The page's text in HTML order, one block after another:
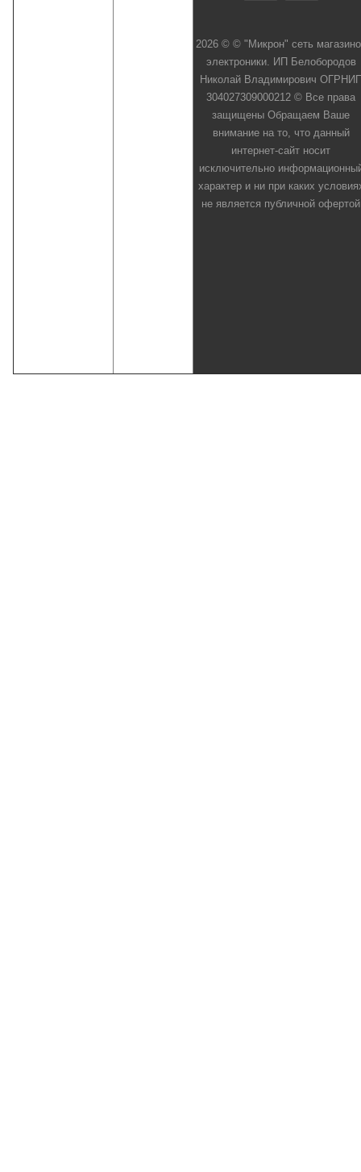
2026 © © "Микрон" сеть
электроники. ИП Белобородов
Николай Владимирович
304027309000212 © Все права
защищены Обращаем Ваше
внимание на то, что данный
интернет-сайт носит
исключительно
характер и ни при каких
не является публичной офертой